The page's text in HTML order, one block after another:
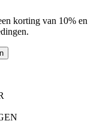
korting van 10% en